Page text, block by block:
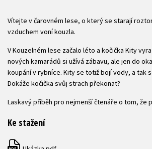
Vítejte v čarovném lese, o který se starají
vzduchem voní kouzla.
V Kouzelném lese začalo léto a kočička Kity
nových kamarádů si užívá zábavu, ale jen do
koupání v rybníce. Kity se totiž bojí vody, a tak
Dokáže kočička svůj strach překonat?
Laskavý příběh pro nejmenší čtenáře o tom, že
Ke stažení